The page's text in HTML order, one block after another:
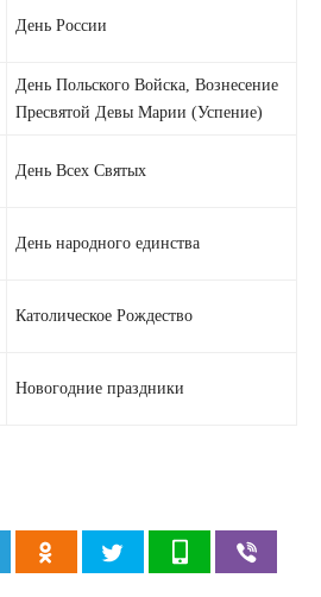
День России
День Польского Войска, Вознесение
Пресвятой Девы Марии (Успение)
День Всех Святых
День народного единства
Католическое Рождество
Новогодние праздники